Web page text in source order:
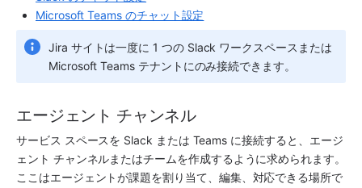
Microsoft Teams のチャット設定
Jira サイトは一度に 1 つの Slack ワークスペースまたは
Microsoft Teams テナントにのみ接続できます。
エージェント チャンネル
サービス スペースを Slack または Teams に接続すると、 エージ
ェント チャンネルまたはチームを作成するように求められます。
ここはエージェントが課題を割り当て、編集、対応できる場所で